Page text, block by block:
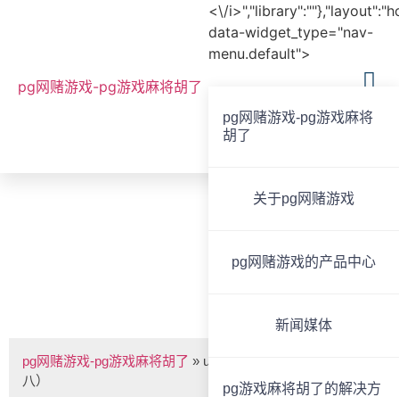
pg网赌游戏-pg游戏麻将胡了
<\/
data-widget_type="nav-
menu.default">
pg网赌游戏-pg游戏麻将
胡了
关于pg网赌游戏
pg网赌游戏的产品中心
新闻媒体
pg游戏麻将胡了的解决方
u段高端无线会议话筒（一拖八） -pg网赌游戏
pg网赌游戏-pg游戏麻将胡了 » u段高端无线会议话筒（一拖
八）